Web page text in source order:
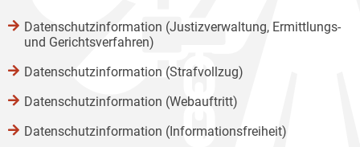
Datenschutzinformation (Justizverwaltung, Ermittlungs-
und Gerichtsverfahren)
Datenschutzinformation (Strafvollzug)
Datenschutzinformation (Webauftritt)
Datenschutzinformation (Informationsfreiheit)